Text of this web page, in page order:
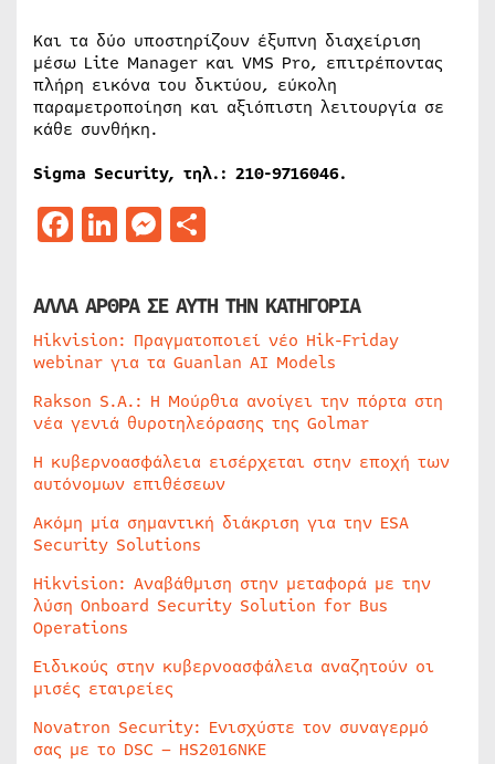
Και τα δύο υποστηρίζουν έξυπνη διαχείριση
μέσω Lite Manager και VMS Pro, επιτρέποντας
πλήρη εικόνα του δικτύου, εύκολη
παραμετροποίηση και αξιόπιστη λειτουργία σε
κάθε συνθήκη.
Sigma Security, τηλ.: 210-9716046.
Facebook
LinkedIn
Messenger
ΑΛΛΑ ΑΡΘΡΑ ΣΕ ΑΥΤΗ ΤΗΝ ΚΑΤΗΓΟΡΙΑ
Hikvision: Πραγματοποιεί νέο Hik-Friday
webinar για τα Guanlan AI Models
Rakson S.A.: Η Μούρθια ανοίγει την πόρτα στη
νέα γενιά θυροτηλεόρασης της Golmar
Η κυβερνοασφάλεια εισέρχεται στην εποχή των
αυτόνομων επιθέσεων
Ακόμη μία σημαντική διάκριση για την ESA
Security Solutions
Hikvision: Αναβάθμιση στην μεταφορά με την
λύση Onboard Security Solution for Bus
Operations
Ειδικούς στην κυβερνοασφάλεια αναζητούν οι
μισές εταιρείες
Novatron Security: Ενισχύστε τον συναγερμό
σας με το DSC – HS2016NKE